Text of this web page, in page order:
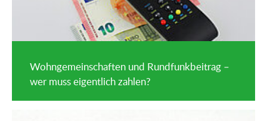
Wohngemeinschaften und Rundfunkbeitrag –
wer muss eigentlich zahlen?